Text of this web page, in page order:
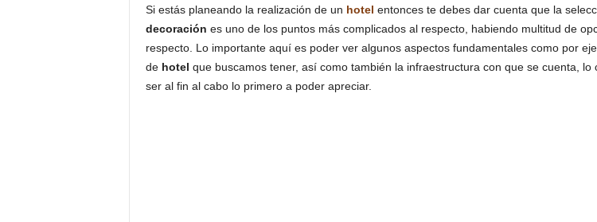
Si estás planeando la realización de un hotel entonces te debes dar cuenta que la
decoración es uno de los puntos más complicados al respecto, habiendo multitud de
respecto. Lo importante aquí es poder ver algunos aspectos fundamentales como por
de hotel que buscamos tener, así como también la infraestructura con que se cuenta, lo
ser al fin al cabo lo primero a poder apreciar.